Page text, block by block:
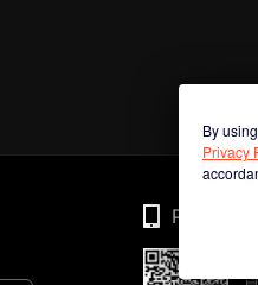
By
Privacy
Phone